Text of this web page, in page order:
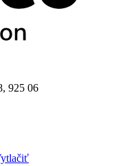
925 06